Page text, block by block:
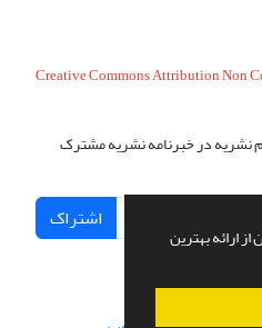
ارائه بهترین
Creative Commons Attribution Non
نشریه در خبرنامه نشریه مشترک
اشتراک